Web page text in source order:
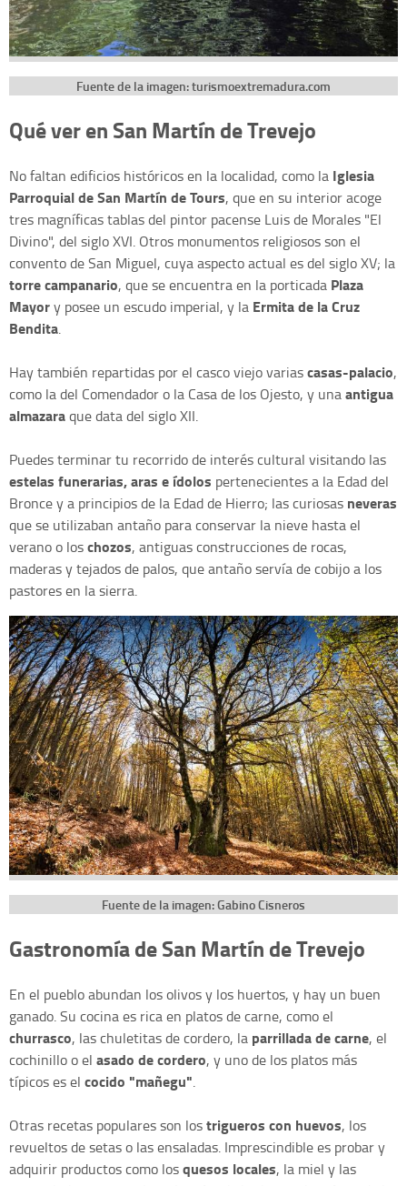
Fuente de la imagen: turismoextremadura.com
Qué ver en San Martín de Trevejo
No faltan edificios históricos en la localidad, como la Iglesia
Parroquial de San Martín de Tours, que en su interior acoge
tres magníficas tablas del pintor pacense Luis de Morales "El
Divino", del siglo XVI. Otros monumentos religiosos son el
convento de San Miguel, cuya aspecto actual es del siglo XV; la
torre campanario, que se encuentra en la porticada Plaza
Mayory posee un escudo imperial, y la Ermita de la Cruz
Bendita.
Hay también repartidas por el casco viejo variascasas-palacio,
como la del Comendador o la Casa de los Ojesto, y unaantigua
almazaraque data del siglo XII.
Puedes terminar tu recorrido de interés cultural visitando las
estelas funerarias, aras e ídolos pertenecientes a la Edad del
Bronce y a principios de la Edad de Hierro; las curiosas neveras
que se utilizaban antaño para conservar la nieve hasta el
verano o loschozos, antiguas construcciones de rocas,
maderas y tejados de palos, que antaño servía de cobijo a los
pastores en la sierra.
Fuente de la imagen: Gabino Cisneros
Gastronomía de San Martín de Trevejo
En el pueblo abundan los olivos y los huertos, y hay un buen
ganado. Su cocina es rica en platos de carne, como el
churrasco, las chuletitas de cordero, la parrillada de carne, el
cochinillo o el asado de cordero, y uno de los platos más
típicos es el cocido "mañegu".
Otras recetas populares son lostrigueros con huevos, los
revueltos de setas o las ensaladas. Imprescindible es probar y
adquirir productos como losquesos locales, la miel y las